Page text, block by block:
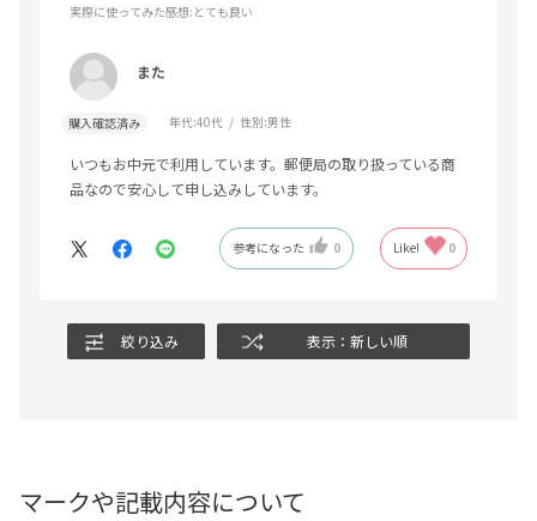
実際に使ってみた感想:とても良い
また
購入確認済み 年代:40代 性別:男性
いつもお中元で利用しています。郵便局の取り扱っている商
品なので安心して申し込みしています。
参考になった 0 Like! 0
絞り込み 表示：新しい順
マークや記載内容について